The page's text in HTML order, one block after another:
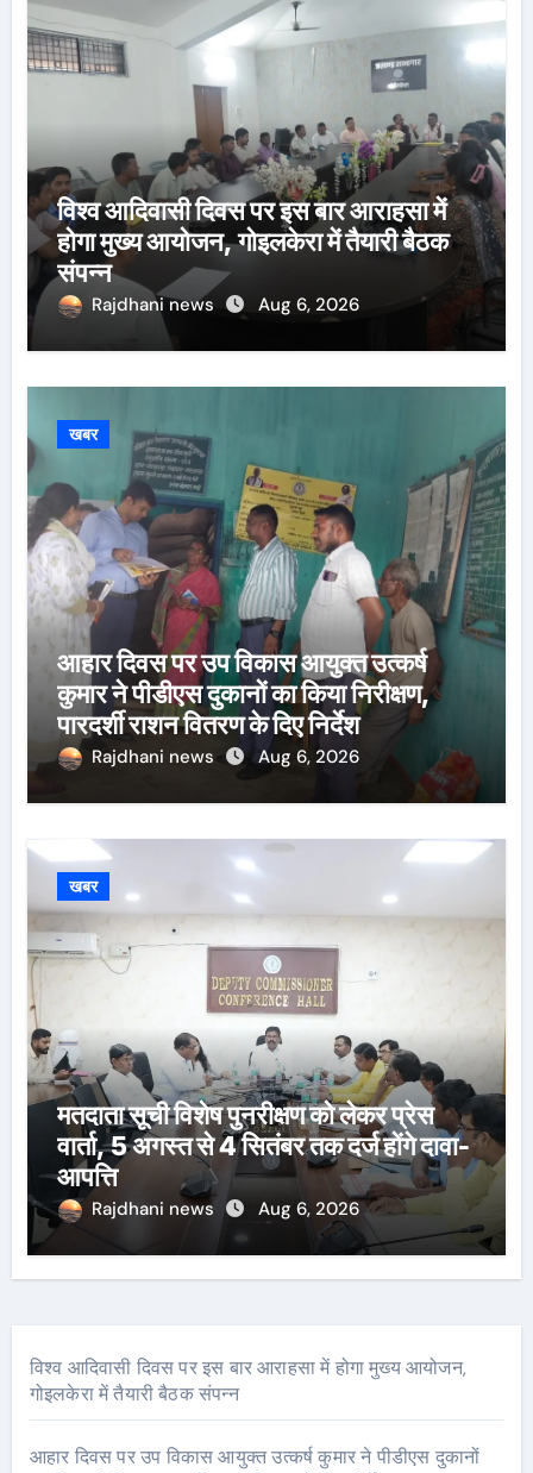
विश्व आदिवासी दिवस पर इस बार आराहसा में
होगा मुख्य आयोजन, गोइलकेरा में तैयारी बैठक
संपन्न
Rajdhani news Aug 6, 2026
खबर
आहार दिवस पर उप विकास आयुक्त उत्कर्ष
कुमार ने पीडीएस दुकानों का किया निरीक्षण,
पारदर्शी राशन वितरण के दिए निर्देश
Rajdhani news Aug 6, 2026
खबर
मतदाता सूची विशेष पुनरीक्षण को लेकर प्रेस
वार्ता, 5 अगस्त से 4 सितंबर तक दर्ज होंगे दावा-
आपत्ति
Rajdhani news Aug 6, 2026
विश्व आदिवासी दिवस पर इस बार आराहसा में होगा मुख्य आयोजन,
गोइलकेरा में तैयारी बैठक संपन्न
आहार दिवस पर उप विकास आयुक्त उत्कर्ष कुमार ने पीडीएस दुकानों